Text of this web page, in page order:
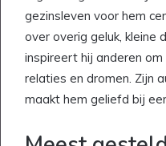
gezinsleven voor hem
over overig geluk, kleine
inspireert hij anderen
relaties en dromen. Zijn
maakt hem geliefd bij